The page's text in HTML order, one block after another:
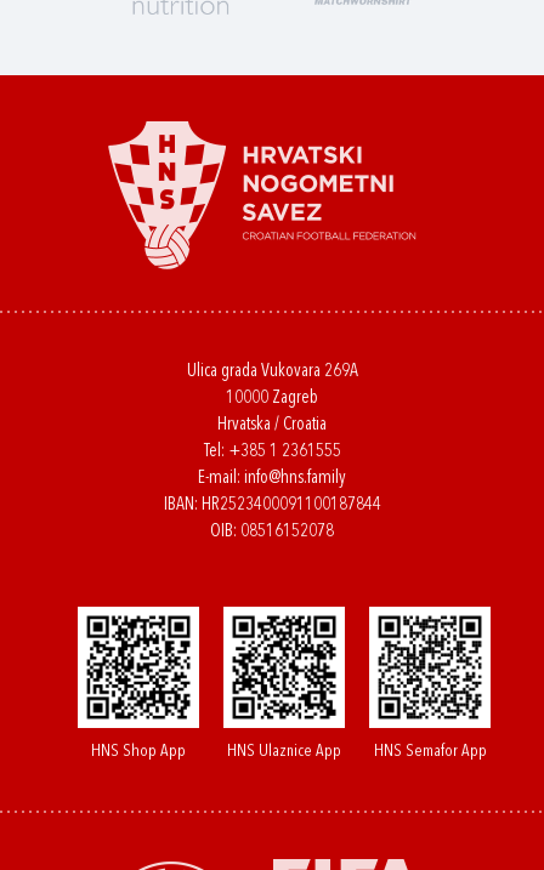
Ulica grada Vukovara 269A
10000 Zagreb
Hrvatska / Croatia
Tel: +385 1 2361555
E-mail: info@hns.family
IBAN: HR2523400091100187844
OIB: 08516152078
HNS Shop App HNS Ulaznice App HNS Semafor App